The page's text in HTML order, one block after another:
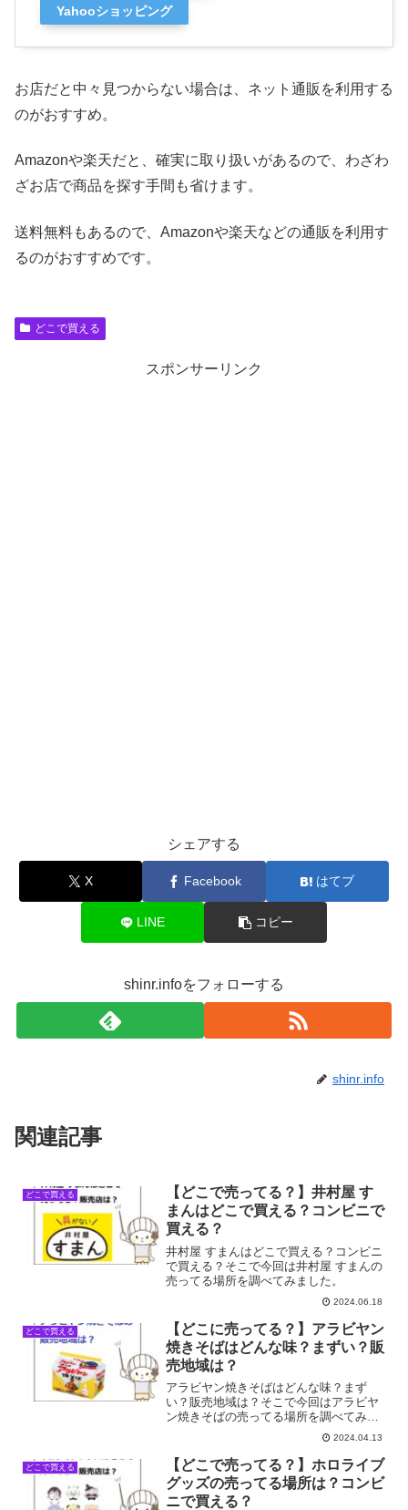
Yahooショッピング
お店だと中々見つからない場合は、ネット通販を利用する
のがおすすめ。
Amazonや楽天だと、確実に取り扱いがあるので、わざわ
ざお店で商品を探す手間も省けます。
送料無料もあるので、Amazonや楽天などの通販を利用す
るのがおすすめです。
どこで買える
スポンサーリンク
シェアする
X Facebook はてブ
LINE コピー
shinr.infoをフォローする
shinr.info
関連記事
どこで買える
【どこで売ってる？】井村屋 す
まんはどこで買える？コンビニで
買える？
井村屋 すまんはどこで買える？コンビニ
で買える？そこで今回は井村屋 すまんの
売ってる場所を調べてみました。
2024.06.18
どこで買える
【どこに売ってる？】アラビヤン
焼きそばはどんな味？まずい？販
売地域は？
アラビヤン焼きそばはどんな味？まず
い？販売地域は？そこで今回はアラビヤ
ン焼きそばの売ってる場所を調べてみま
2024.04.13
どこで買える
【どこで売ってる？】ホロライブ
グッズの売ってる場所は？コンビ
ニで買える？